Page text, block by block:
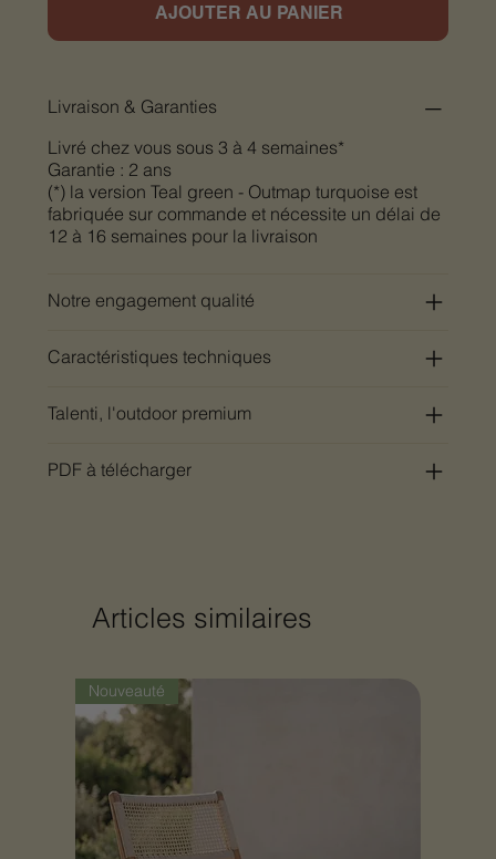
AJOUTER AU PANIER
Livraison & Garanties
Livré chez vous sous 3 à 4 semaines*
Garantie : 2 ans
(*) la version Teal green - Outmap turquoise est
fabriquée sur commande et nécessite un délai de
12 à 16 semaines pour la livraison
Notre engagement qualité
Caractéristiques techniques
Talenti, l'outdoor premium
PDF à télécharger
Articles similaires
Nouveauté